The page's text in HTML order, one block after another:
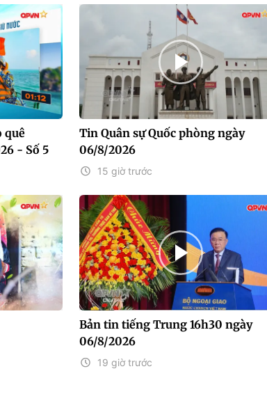
quê
- Số 5
Tin Quân sự Quốc phòng ngày
06/8/2026
15 giờ trước
Bản tin tiếng Trung 16h30 ngày
06/8/2026
19 giờ trước